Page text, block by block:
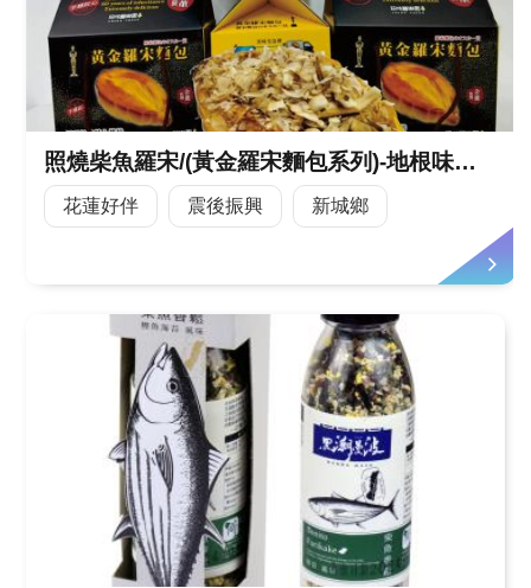
照燒柴魚羅宋/(黃金羅宋麵包系列)-地根味股份有限公司
花蓮好伴 震後振興 新城鄉